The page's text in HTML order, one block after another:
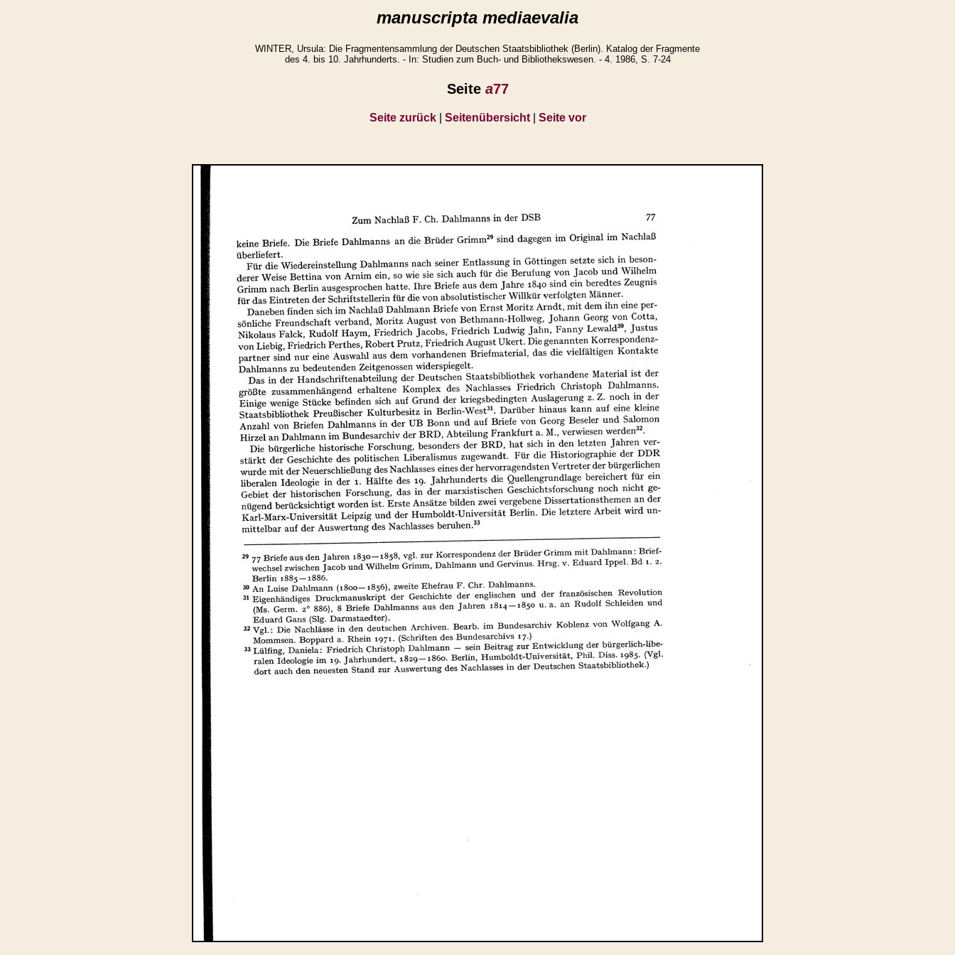
manuscripta mediaevalia
WINTER, Ursula: Die Fragmentensammlung der Deutschen Staatsbibliothek (Berlin). Katalog der Fragmente
des 4. bis 10. Jahrhunderts. - In: Studien zum Buch- und Bibliothekswesen. - 4. 1986, S. 7-24
Seite a77
Seite zurück| Seitenübersicht| Seite vor